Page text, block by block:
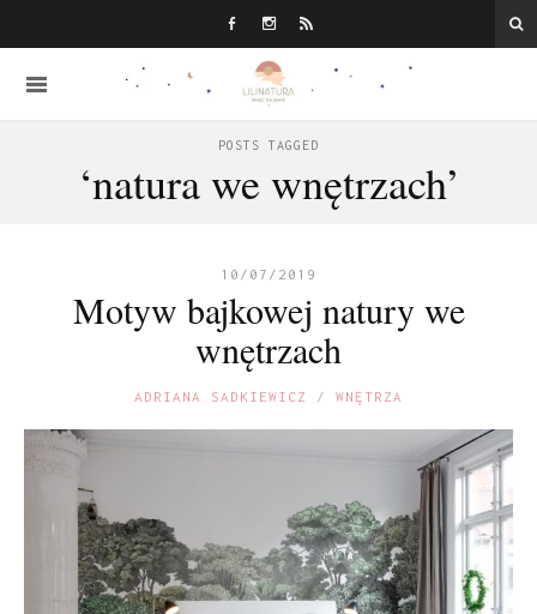
POSTS TAGGED
‘natura we wnętrzach’
10/07/2019
Motyw bajkowej natury we
wnętrzach
ADRIANA SADKIEWICZ WNĘTRZA